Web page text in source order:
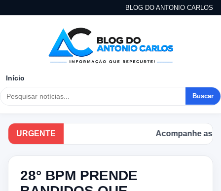
BLOG DO ANTONIO CARLOS
Início
Buscar
URGENTE Acompanhe as
28° BPM PRENDE